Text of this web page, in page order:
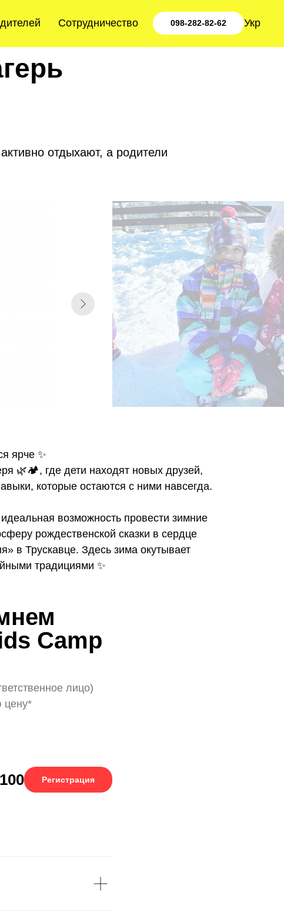
Сотрудничество 098-282-82-62 Укр
отдыхают, а родители
ярче ✨
🌿🏕️, где дети находят новых друзей,
которые остаются с ними навсегда.
возможность провести зимние
рождественской сказки в сердце
в Трускавце. Здесь зима окутывает
традициями ✨
Camp
лицо)
цену*
Регистрация